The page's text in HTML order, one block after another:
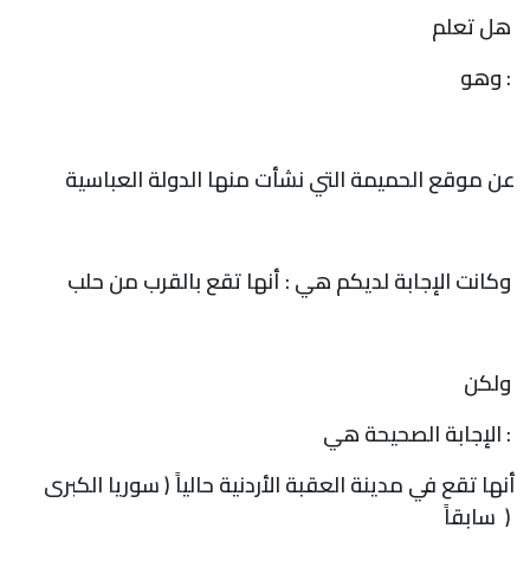
هل تعلم
وهو:
عن موقع الحميمة التي نشأت منها الدولة العباسية
وكانت الإجابة لديكم هي : أنها تقع بالقرب من حلب
ولكن
الإجابة الصحيحة هي:
أنها تقع في مدينة العقبة الأردنية حالياً ( سوريا الكبرى
سابقاً )